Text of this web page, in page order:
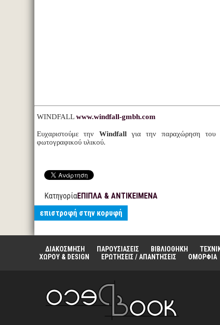
WINDFALLwww.windfall-gmbh.com
Ευχαριστούμε την Windfallγια την παραχώρηση του
φωτογραφικού υλικού.
ΚατηγορίαΕΠΙΠΛΑ & ΑΝΤΙΚΕΙΜΕΝΑ
επιστροφή στην κορυφή
ΔΙΑΚΟΣΜΗΣΗ ΠΑΡΟΥΣΙΑΣΕΙΣ ΒΙΒΛΙΟΘΗΚΗ
ΧΩΡΟΥ & DESIGN
ΕΡΩΤΗΣΕΙΣ / ΑΠΑΝΤΗΣΕΙΣ ΟΜΟΡΦΙΑ